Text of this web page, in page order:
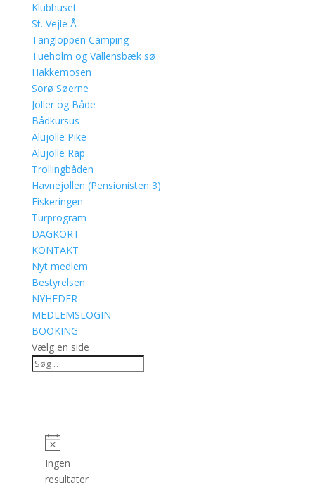
Klubhuset
St. Vejle Å
Tangloppen Camping
Tueholm og Vallensbæk sø
Hakkemosen
Sorø Søerne
Joller og Både
Bådkursus
Alujolle Pike
Alujolle Rap
Trollingbåden
Havnejollen (Pensionisten 3)
Fiskeringen
Turprogram
DAGKORT
KONTAKT
Nyt medlem
Bestyrelsen
NYHEDER
MEDLEMSLOGIN
BOOKING
Vælg en side
Ingen
resultater